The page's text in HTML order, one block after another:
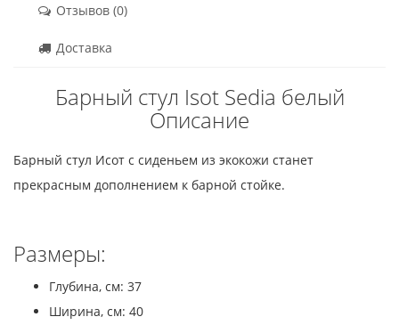
Отзывов (0)
Доставка
Барный стул Isot Sedia белый
Описание
Барный стул Исот с сиденьем из экокожи станет
прекрасным дополнением к барной стойке.
Размеры:
Глубина, см: 37
Ширина, см: 40